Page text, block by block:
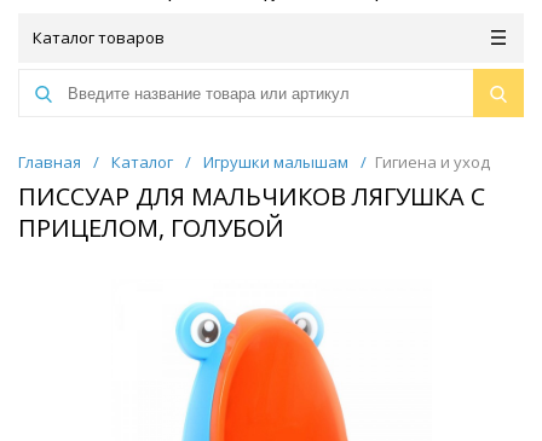
Каталог товаров
Главная / Каталог / Игрушки малышам / Гигиена и уход
ПИССУАР ДЛЯ МАЛЬЧИКОВ ЛЯГУШКА С
ПРИЦЕЛОМ, ГОЛУБОЙ